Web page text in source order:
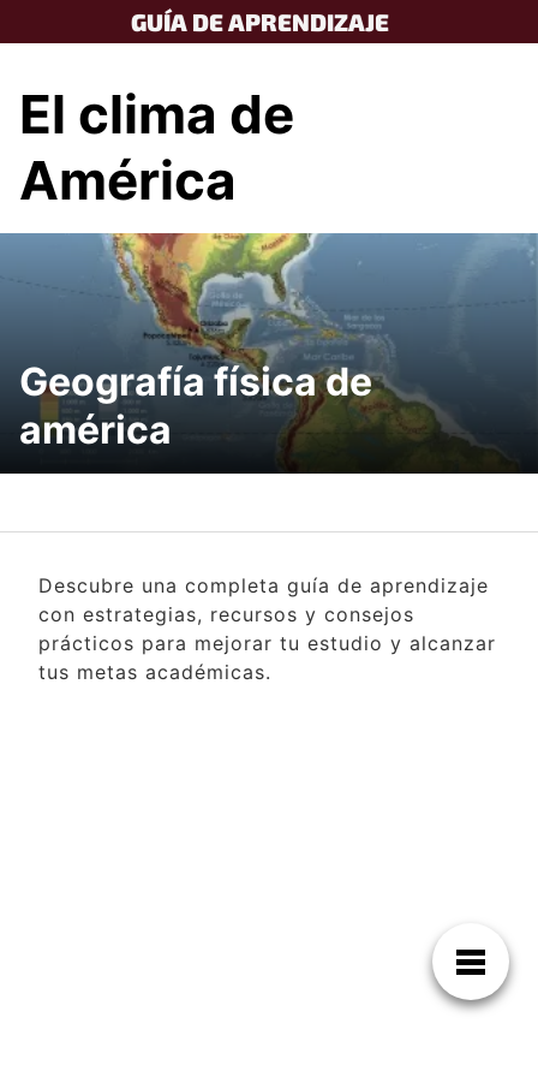
to
GUÍA DE APRENDIZAJE
El clima de
América
Geografía física de
américa
Descubre una completa guía de aprendizaje
con estrategias, recursos y consejos
prácticos para mejorar tu estudio y alcanzar
tus metas académicas.